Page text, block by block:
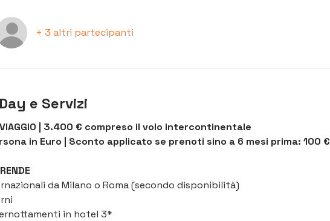
+ 3 altri partecipanti
e Servizi
VIAGGIO | 3.400 € compreso il volo intercontinentale
in Euro | Sconto applicato se prenoti sino a 6 mesi prima: 100 €
da Milano o Roma (secondo disponibilità)
in hotel 3*